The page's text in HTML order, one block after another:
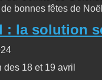
bonnes fêtes de Noël
: la solution
des 18 et 19 avril